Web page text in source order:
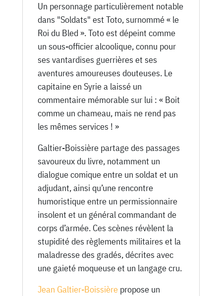
Un personnage particulièrement notable
dans "Soldats" est Toto, surnommé « le
Roi du Bled ». Toto est dépeint comme
un sous-officier alcoolique, connu pour
ses vantardises guerrières et ses
aventures amoureuses douteuses. Le
capitaine en Syrie a laissé un
commentaire mémorable sur lui : « Boit
comme un chameau, mais ne rend pas
les mêmes services ! »
Galtier-Boissière partage des passages
savoureux du livre, notamment un
dialogue comique entre un soldat et un
adjudant, ainsi qu’une rencontre
humoristique entre un permissionnaire
insolent et un général commandant de
corps d’armée. Ces scènes révèlent la
stupidité des règlements militaires et la
maladresse des gradés, décrites avec
une gaieté moqueuse et un langage cru.
Jean Galtier-Boissièrepropose un